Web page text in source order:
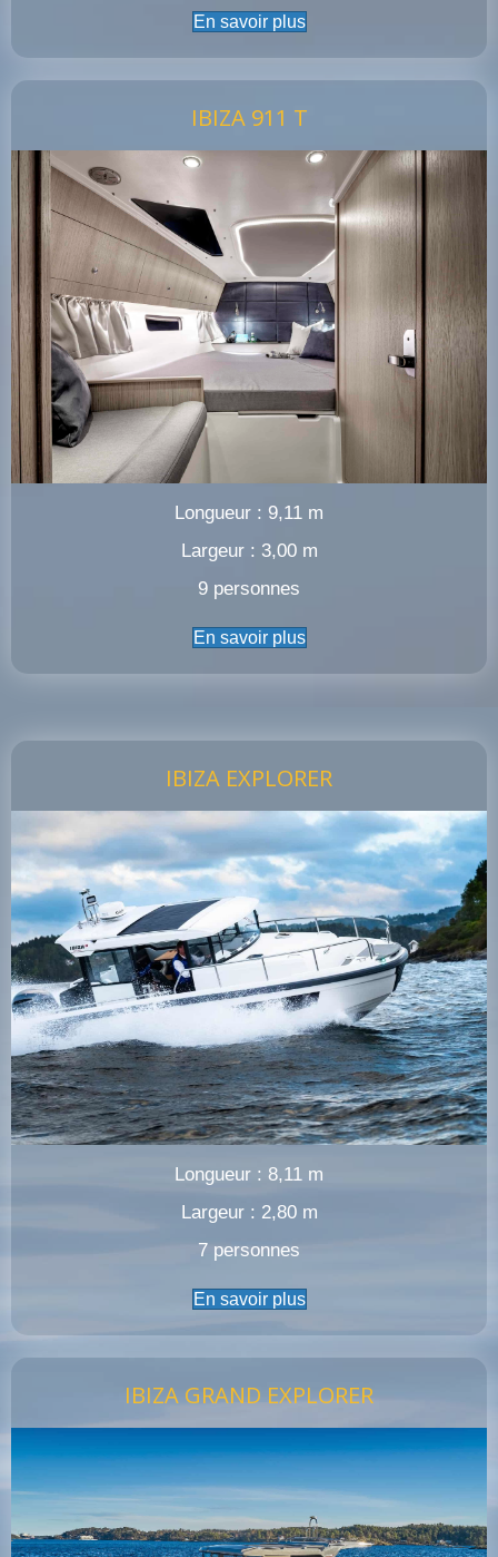
En savoir plus
IBIZA 911 T
Longueur : 9,11 m
Largeur : 3,00 m
9 personnes
En savoir plus
IBIZA EXPLORER
Longueur : 8,11 m
Largeur : 2,80 m
7 personnes
En savoir plus
IBIZA GRAND EXPLORER